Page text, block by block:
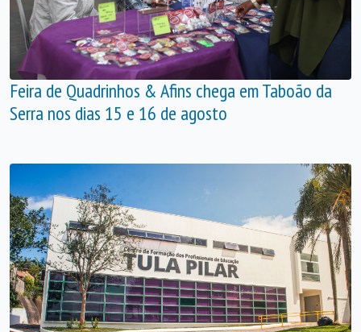
Feira de Quadrinhos & Afins chega em Taboão da
Serra nos dias 15 e 16 de agosto